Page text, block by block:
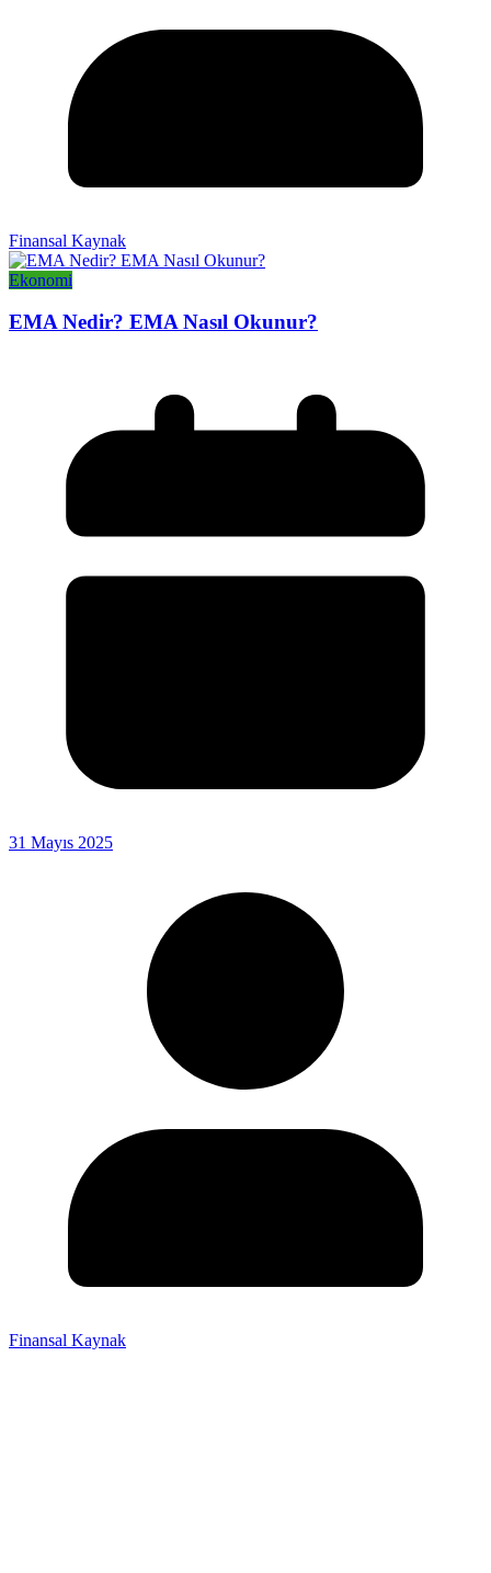
Finansal Kaynak
Ekonomi
EMA Nedir? EMA Nasıl Okunur?
31 Mayıs 2025
Finansal Kaynak